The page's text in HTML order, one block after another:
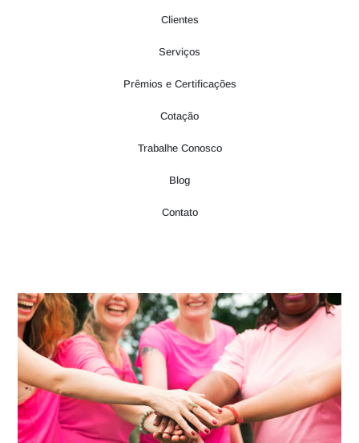
Clientes
Serviços
Prêmios e Certificações
Cotação
Trabalhe Conosco
Blog
Contato